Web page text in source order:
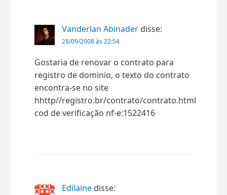
Vanderlan Abinader disse:
28/09/2008 às 22:54
Gostaria de renovar o contrato para
registro de dominio, o texto do contrato
encontra-se no site
hhttp//registro.br/contrato/contrato.html
cod de verificação nf-e:1522416
Edilaine disse: